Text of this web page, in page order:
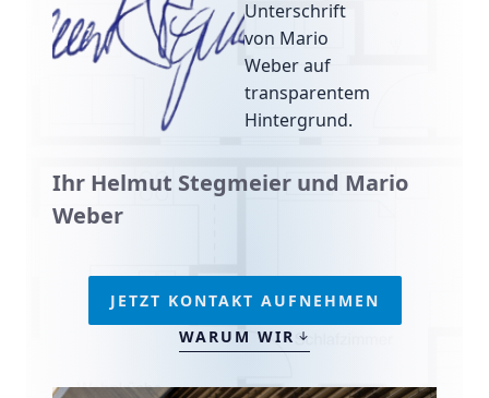
Ihr Helmut Stegmeier und Mario
Weber
JETZT KONTAKT AUFNEHMEN
WARUM WIR